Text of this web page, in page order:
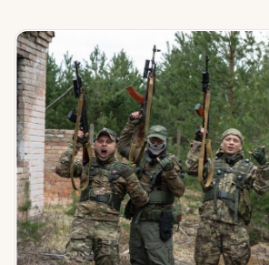
Юридическая помощь
Региональные меры поддержки